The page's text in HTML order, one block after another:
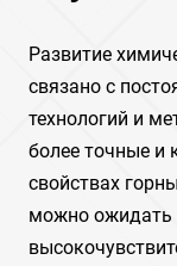
Развитие
связано с
технологий и
более точные и
свойствах
можно ожидать